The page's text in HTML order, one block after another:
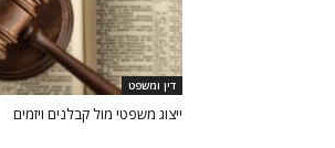
דין ומשפט
ייצוג משפטי מול קבלנים ויזמים